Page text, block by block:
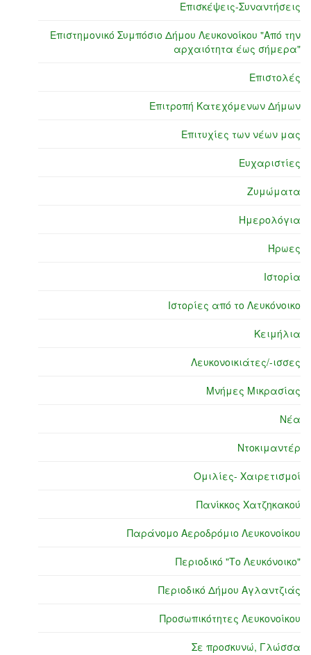
Επισκέψεις-Συναντήσεις
Επιστημονικό Συμπόσιο Δήμου Λευκονοίκου "Από την
αρχαιότητα έως σήμερα"
Επιστολές
Επιτροπή Κατεχόμενων Δήμων
Επιτυχίες των νέων μας
Ευχαριστίες
Ζυμώματα
Ημερολόγια
Ήρωες
Ιστορία
Ιστορίες από το Λευκόνοικο
Κειμήλια
Λευκονοικιάτες/-ισσες
Μνήμες Μικρασίας
Νέα
Ντοκιμαντέρ
Ομιλίες- Χαιρετισμοί
Πανίκκος Χατζηκακού
Παράνομο Αεροδρόμιο Λευκονοίκου
Περιοδικό "Το Λευκόνοικο"
Περιοδικό Δήμου Αγλαντζιάς
Προσωπικότητες Λευκονοίκου
Σε προσκυνώ, Γλώσσα